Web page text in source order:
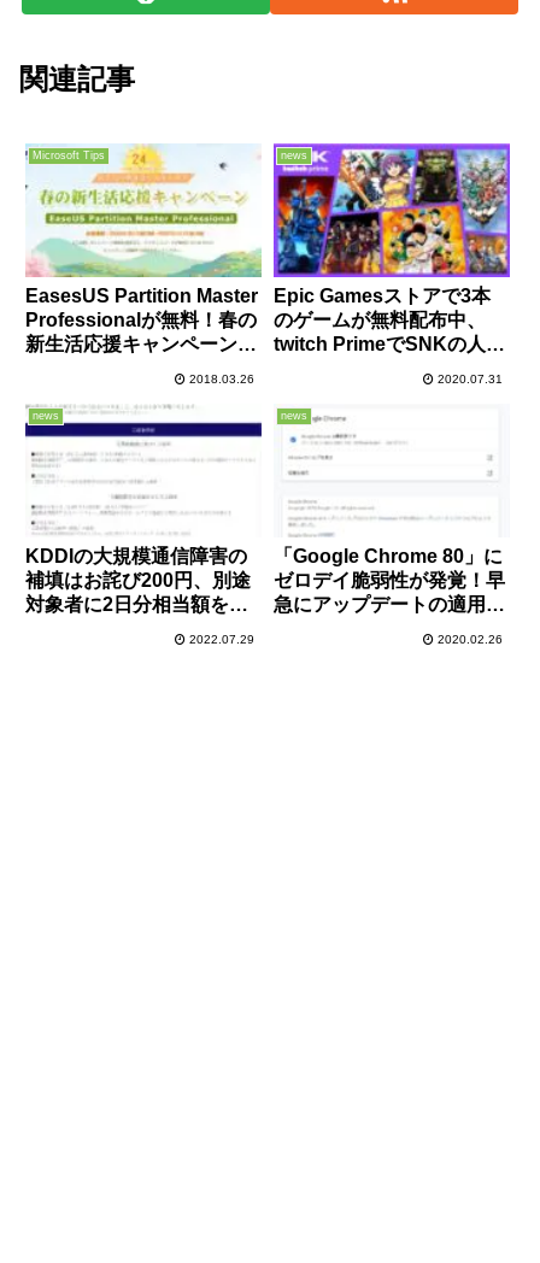
関連記事
Microsoft Tips
EasesUS Partition Master
Professionalが無料！春の
新生活応援キャンペーンが
2018.03.26
news
Epic Gamesストアで3本
のゲームが無料配布中、
twitch PrimeでSNKの人気
CoD:MW2 キャンペーン
リマスタードが配布中。
2020.07.31
news
KDDIの大規模通信障害の
補填はお詫び200円、別途
対象者に2日分相当額を減
2022.07.29
news
「Google Chrome 80」に
ゼロデイ脆弱性が発覚！早
急にアップデートの適用
2020.02.26